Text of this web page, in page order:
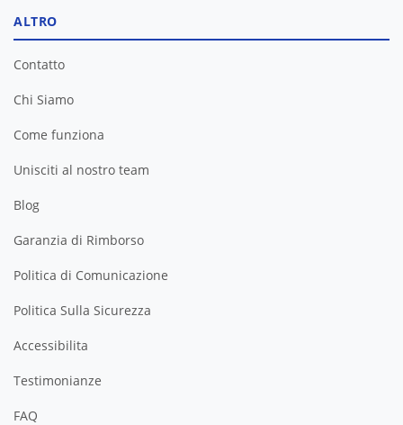
ALTRO
Contatto
Chi Siamo
Come funziona
Unisciti al nostro team
Blog
Garanzia di Rimborso
Politica di Comunicazione
Politica Sulla Sicurezza
Accessibilita
Testimonianze
FAQ